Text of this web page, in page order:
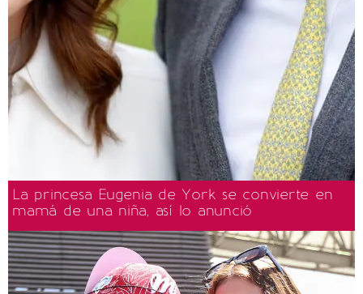
La princesa Eugenia de York se convierte en
mamá de una niña, así lo anunció